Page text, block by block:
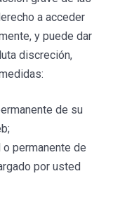
a acceder
y puede dar
discreción,
de su
o permanente de
por usted